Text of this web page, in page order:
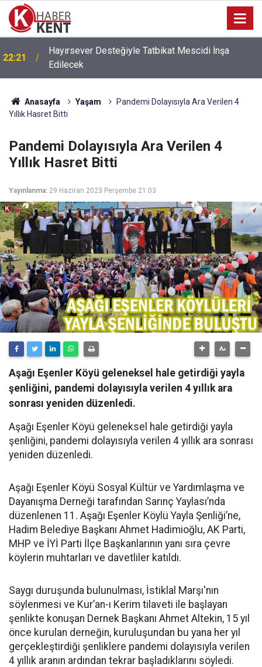
22:21
Hayırsever Desteğiyle Tatbikat Mescidi İnşa
Edilecek
Anasayfa Yaşam
Pandemi Dolayısıyla Ara Verilen 4
Yıllık Hasret Bitti
Pandemi Dolayısıyla Ara Verilen 4
Yıllık Hasret Bitti
Yayınlanma: 29 Haziran 2023 Perşembe 21:03
Aşağı Eşenler Köyü geleneksel hale getirdiği yayla
şenliğini, pandemi dolayısıyla verilen 4 yıllık ara
sonrası yeniden düzenledi.
Aşağı Eşenler Köyü geleneksel hale getirdiği yayla
şenliğini, pandemi dolayısıyla verilen 4 yıllık ara sonrası
yeniden düzenledi.
Aşağı Eşenler Köyü Sosyal Kültür ve Yardımlaşma ve
Dayanışma Derneği tarafından Sarınç Yaylası’nda
düzenlenen 11. Aşağı Eşenler Köylü Yayla Şenliği’ne,
Hadim Belediye Başkanı Ahmet Hadimioğlu, AK Parti,
MHP ve İYİ Parti İlçe Başkanlarının yanı sıra çevre
köylerin muhtarları ve davetliler katıldı.
Saygı duruşunda bulunulması, İstiklal Marşı'nın
söylenmesi ve Kur’an-ı Kerim tilaveti ile başlayan
şenlikte konuşan Dernek Başkanı Ahmet Altekin, 15 yıl
önce kurulan derneğin, kuruluşundan bu yana her yıl
gerçekleştirdiği şenliklere pandemi dolayısıyla verilen
4 yıllık aranın ardından tekrar başladıklarını söyledi.